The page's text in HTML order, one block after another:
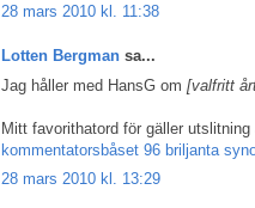
28 mars 2010 kl. 11:38
Lotten Bergman sa...
Jag håller med HansG om [valfritt
Mitt favorithatord för gäller utslitning
kommentatorsbåset 96 briljanta
28 mars 2010 kl. 13:29